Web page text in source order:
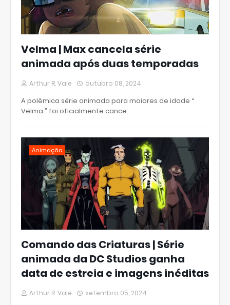
Velma | Max cancela série
animada após duas temporadas
Arthur R. Vale outubro 08, 2024
A polêmica série animada para maiores de idade “
Velma ” foi oficialmente cance…
Animação
Comando das Criaturas | Série
animada da DC Studios ganha
data de estreia e imagens inéditas
Arthur R. Vale setembro 05, 2024